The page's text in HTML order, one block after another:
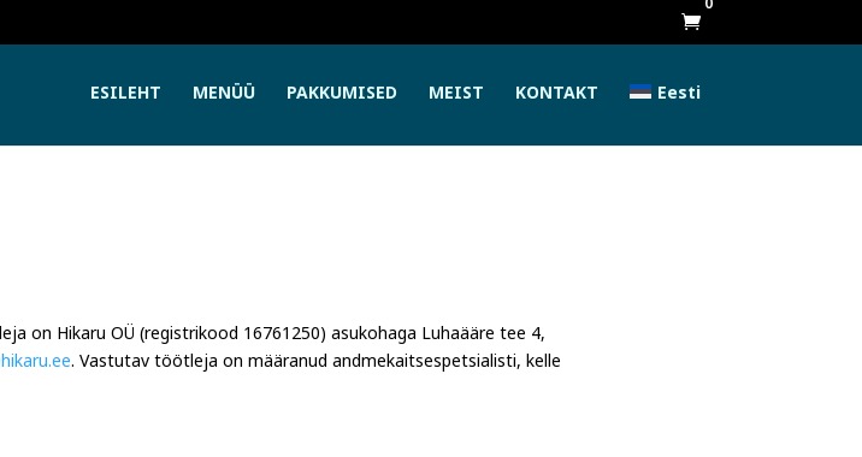
 0
ESILEHT MENÜÜ PAKKUMISED MEIST KONTAKT Eesti
on Hikaru OÜ (registrikood 16761250)asukohaga Luhaääre tee 4,
. Vastutav töötleja on määranud andmekaitsespetsialisti, kelle